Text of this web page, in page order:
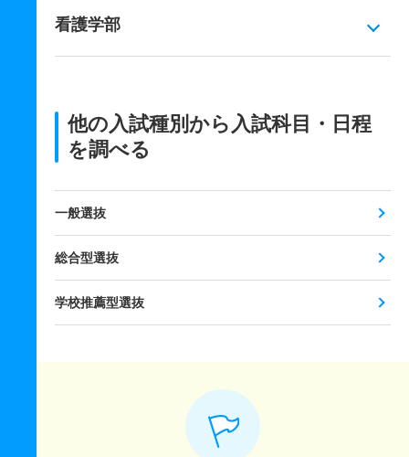
看護学部
他の入試種別から入試科目・日程
を調べる
一般選抜
総合型選抜
学校推薦型選抜